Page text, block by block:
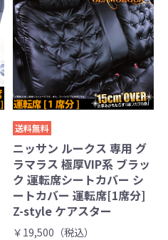
送料無料
ニッサン ルークス 専用 グ
ラマラス 極厚VIP系 ブラッ
ク 運転席シートカバー シ
ートカバー 運転席[1席分]
Z-style ケアスター
￥19,500（税込）